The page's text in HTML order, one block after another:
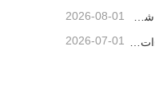
SFC | الشركة المصنعة للمحامل OEM مقابل شركة التجارة 2026-08-01
2026-07-01